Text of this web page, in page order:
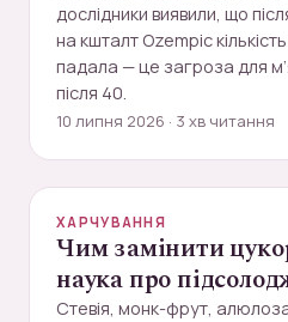
дослідники виявили, що
на кшталт Ozempic
падала — це загроза для
після 40.
10 липня 2026 · 3 хв читання
ХАРЧУВАННЯ
Чим замінити
наука про
Стевія, монк-фрут,